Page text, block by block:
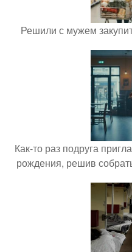
Решили с мужем
Как-то раз подруга
рождения, решив